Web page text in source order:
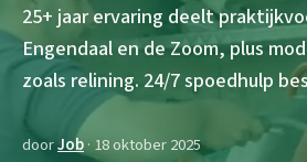
25+ jaar ervaring deelt
Engendaal en de Zoom, plus
zoals relining. 24/7 spoedhulp
doorJob· 18 oktober 2025